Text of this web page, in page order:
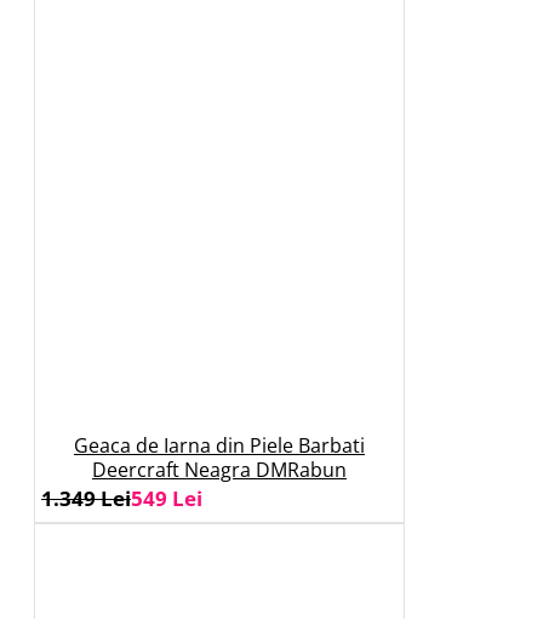
Geaca de Iarna din Piele Barbati
Deercraft Neagra DMRabun
549 Lei
1.349 Lei